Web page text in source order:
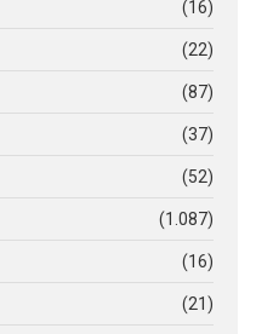
(16)
(22)
(87)
(37)
(52)
(1.087)
(16)
(21)